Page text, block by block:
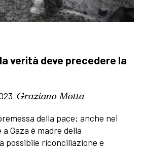
verità deve precedere la
Graziano Motta
della pace; anche nei
Gaza è madre della
possibile riconciliazione e